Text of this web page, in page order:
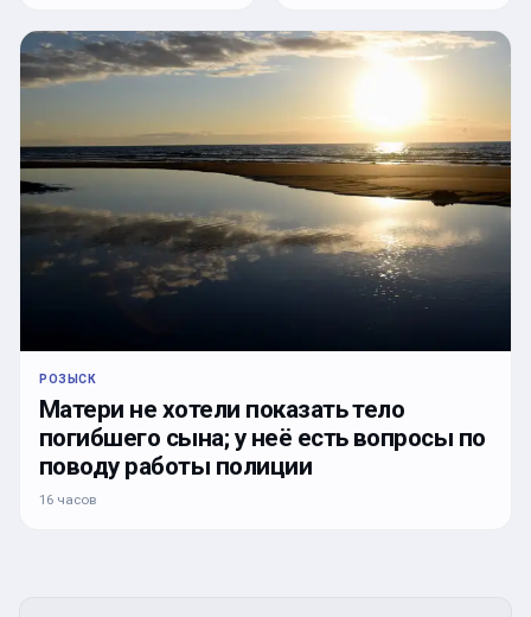
РОЗЫСК
Матери не хотели показать тело
погибшего сына; у неё есть вопросы по
поводу работы полиции
16 часов